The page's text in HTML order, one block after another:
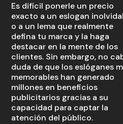
Es difícil ponerle un precio
exacto a un eslogan
o a un lema que realmente
defina tu marca y la haga
destacar en la mente de los
clientes. Sin embargo, no
duda de que los eslóganes
memorables han generado
millones en beneficios
publicitarios gracias a su
capacidad para captar la
atención del público.